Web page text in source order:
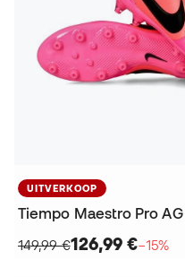
UITVERKOOP
149,99 €126,99 €−15%